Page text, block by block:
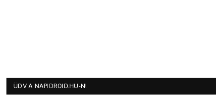
ÜDV A NAPIDROID.HU-N!